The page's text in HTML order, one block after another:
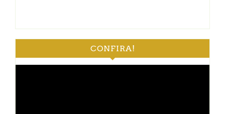
CONFIRA!